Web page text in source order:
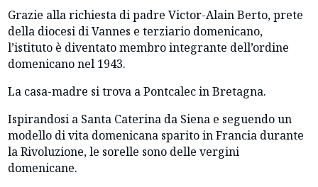
Grazie alla richiesta di padre Victor-Alain Berto, prete
della diocesi di Vannes e terziario domenicano,
l’istituto è diventato membro integrante dell’ordine
domenicano nel 1943.
La casa-madre si trova a Pontcalec in Bretagna.
Ispirandosi a Santa Caterina da Siena e seguendo un
modello di vita domenicana sparito in Francia durante
la Rivoluzione, le sorelle sono delle vergini
domenicane.